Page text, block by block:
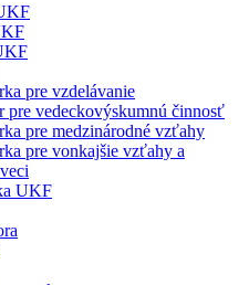
pre vzdelávanie
pre vedeckovýskumnú činnosť
pre medzinárodné vzťahy
pre vonkajšie vzťahy a
UKF